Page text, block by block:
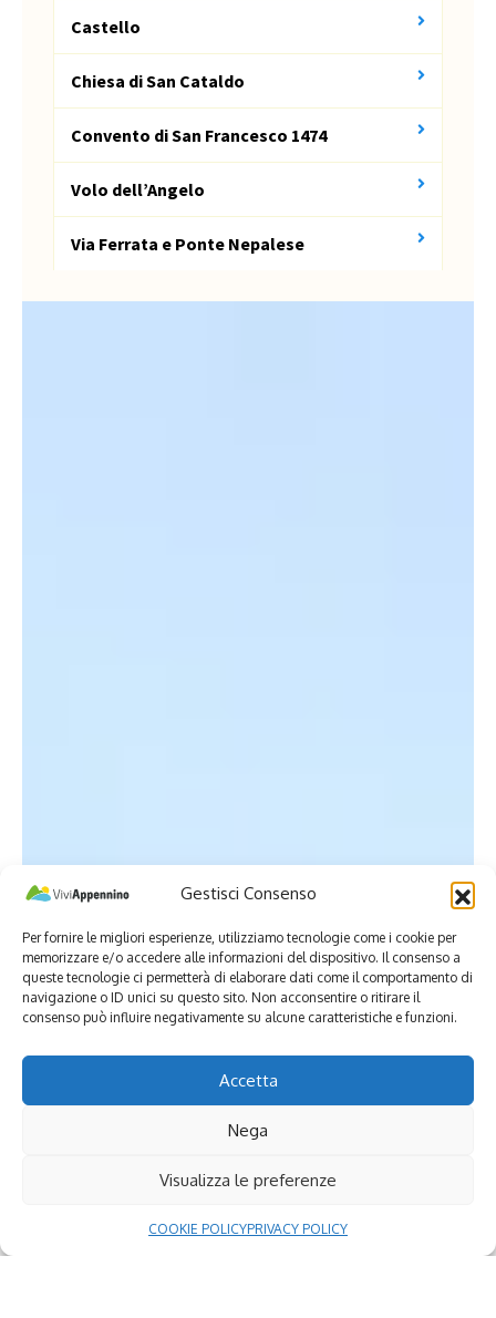
Gestisci Consenso
Per fornire le migliori esperienze, utilizziamo tecnologie come i cookie per
memorizzare e/o accedere alle informazioni del dispositivo. Il consenso a
queste tecnologie ci permetterà di elaborare dati come il comportamento di
navigazione o ID unici su questo sito. Non acconsentire o ritirare il
consenso può influire negativamente su alcune caratteristiche e funzioni.
Accetta
Nega
Visualizza le preferenze
COOKIE POLICYPRIVACY POLICY
Castello
Chiesa di San Cataldo
Convento di San Francesco 1474
Volo dell’Angelo
Via Ferrata e Ponte Nepalese